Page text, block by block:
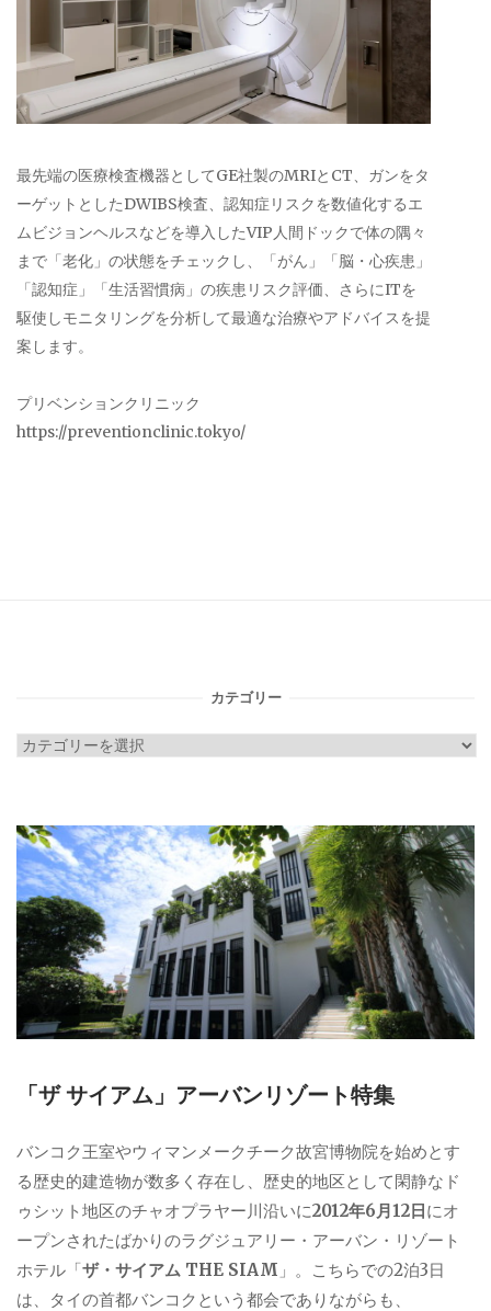
最先端の医療検査機器としてGE社製のMRIとCT、ガンをタ
ーゲットとしたDWIBS検査、認知症リスクを数値化するエ
ムビジョンヘルスなどを導入したVIP人間ドックで体の隅々
まで「老化」の状態をチェックし、「がん」「脳・心疾患」
「認知症」「生活習慣病」の疾患リスク評価、さらにITを
駆使しモニタリングを分析して最適な治療やアドバイスを提
案します。
プリベンションクリニック
https://preventionclinic.tokyo/
カテゴリー
カ
リ
ー
「ザ サイアム」アーバンリゾート特集
バンコク王室やウィマンメークチーク故宮博物院を始めとす
る歴史的建造物が数多く存在し、歴史的地区として閑静なド
ゥシット地区のチャオプラヤー川沿いに2012年6月12日にオ
ープンされたばかりのラグジュアリー・アーバン・リゾート
ホテル「ザ・サイアム THE SIAM 」。こちらでの2泊3日
は、タイの首都バンコクという都会でありながらも、